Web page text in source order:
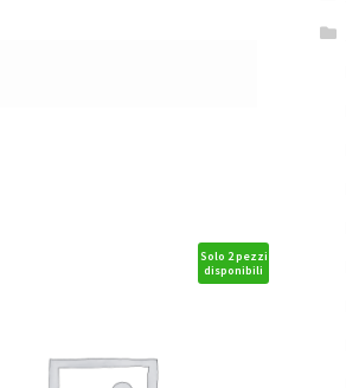
Solo 2 pezzi
disponibili